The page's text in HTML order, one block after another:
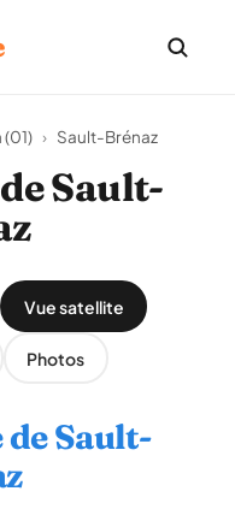
(01) › Sault-Brénaz
Sault-
Vue satellite
Photos
Sault-